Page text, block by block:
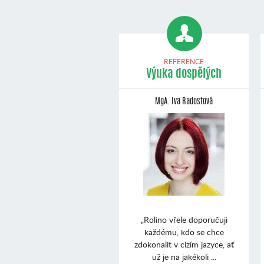
REFERENCE
Výuka dospělých
MgA. Iva Radostová
„Rolino vřele doporučuji
každému, kdo se chce
zdokonalit v cizím jazyce, ať
už je na jakékoli ...